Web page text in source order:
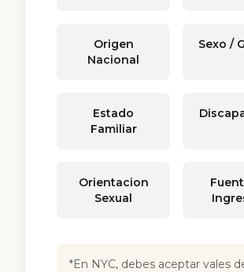
Origen
Nacional
Sexo /
Estado
Familiar
Orientacion
Sexual
*En NYC, debes aceptar vales